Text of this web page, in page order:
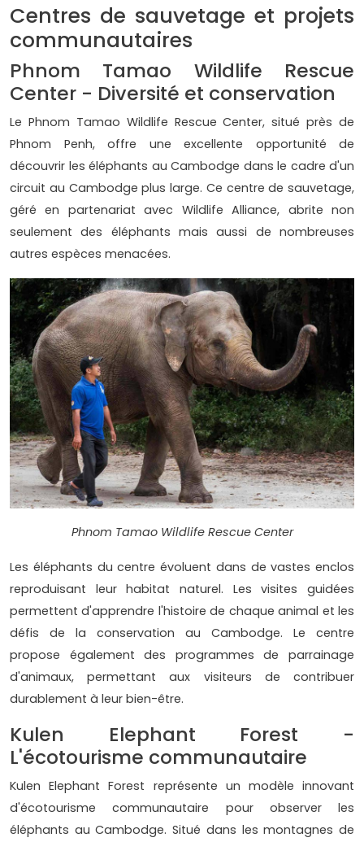
Centres de sauvetage et projets
communautaires
Phnom Tamao Wildlife Rescue
Center - Diversité et conservation
Le Phnom Tamao Wildlife Rescue Center, situé près de
Phnom Penh, offre une excellente opportunité de
découvrir les éléphants au Cambodge dans le cadre d'un
circuit au Cambodge plus large. Ce centre de sauvetage,
géré en partenariat avec Wildlife Alliance, abrite non
seulement des éléphants mais aussi de nombreuses
autres espèces menacées.
Phnom Tamao Wildlife Rescue Center
Les éléphants du centre évoluent dans de vastes enclos
reproduisant leur habitat naturel. Les visites guidées
permettent d'apprendre l'histoire de chaque animal et les
défis de la conservation au Cambodge. Le centre
propose également des programmes de parrainage
d'animaux, permettant aux visiteurs de contribuer
durablement à leur bien-être.
Kulen Elephant Forest -
L'écotourisme communautaire
Kulen Elephant Forest représente un modèle innovant
d'écotourisme communautaire pour observer les
éléphants au Cambodge. Situé dans les montagnes de